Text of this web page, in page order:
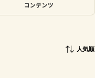
とうもろこし
ピーマン
コンテンツ
人気順